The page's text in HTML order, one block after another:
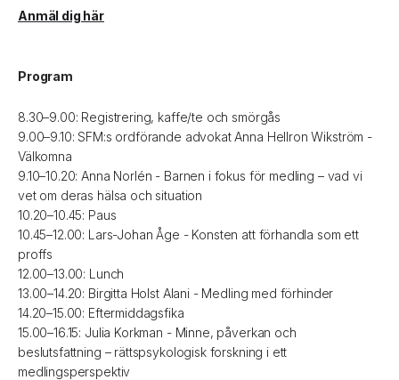
Anmäl dig här
Program
8.30–9.00: Registrering, kaffe/te och smörgås
9.00–9.10: SFM:s ordförande advokat Anna Hellron Wikström -
Välkomna
9.10–10.20: Anna Norlén - Barnen i fokus för medling – vad vi
vet om deras hälsa och situation
10.20–10.45: Paus
10.45–12.00: Lars-Johan Åge - Konsten att förhandla som ett
proffs
12.00–13.00: Lunch
13.00–14.20: Birgitta Holst Alani - Medling med förhinder
14.20–15.00: Eftermiddagsfika
15.00–16.15: Julia Korkman - Minne, påverkan och
beslutsfattning – rättspsykologisk forskning i ett
medlingsperspektiv